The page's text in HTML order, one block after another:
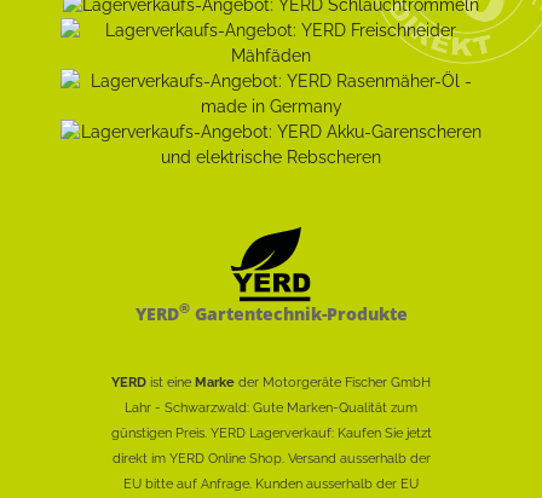
YERD®Gartentechnik-Produkte
YERD ist eine Marke der Motorgeräte Fischer GmbH
Lahr - Schwarzwald: Gute Marken-Qualität zum
günstigen Preis. YERD Lagerverkauf: Kaufen Sie jetzt
direkt im YERD Online Shop. Versand ausserhalb der
EU bitte auf Anfrage. Kunden ausserhalb der EU